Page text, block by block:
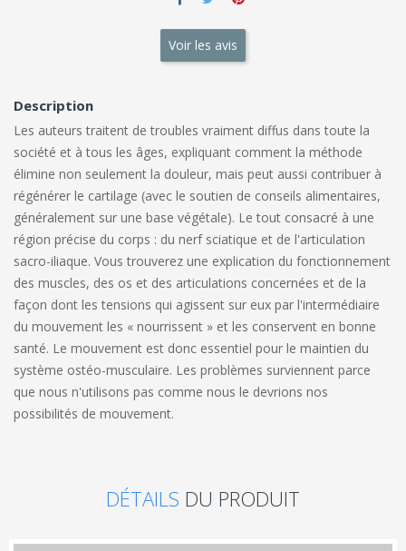
Voir les avis
Description
Les auteurs traitent de troubles vraiment diffus dans toute la
société et à tous les âges, expliquant comment la méthode
élimine non seulement la douleur, mais peut aussi contribuer à
régénérer le cartilage (avec le soutien de conseils alimentaires,
généralement sur une base végétale). Le tout consacré à une
région précise du corps : du nerf sciatique et de l'articulation
sacro-iliaque. Vous trouverez une explication du fonctionnement
des muscles, des os et des articulations concernées et de la
façon dont les tensions qui agissent sur eux par l'intermédiaire
du mouvement les « nourrissent » et les conservent en bonne
santé. Le mouvement est donc essentiel pour le maintien du
système ostéo-musculaire. Les problèmes surviennent parce
que nous n'utilisons pas comme nous le devrions nos
possibilités de mouvement.
DÉTAILS DU PRODUIT